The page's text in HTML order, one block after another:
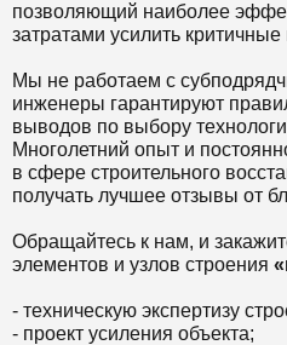
позволяющий наиболее
затратами усилить критичные
Мы не работаем с
инженеры гарантируют
выводов по выбору
Многолетний опыт и
в сфере строительного
получать лучшее отзывы от
Обращайтесь к нам, и
элементов и узлов строения
- техническую экспертизу
- проект усиления объекта;